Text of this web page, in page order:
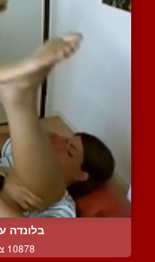
בלונדה
10878 צפיות